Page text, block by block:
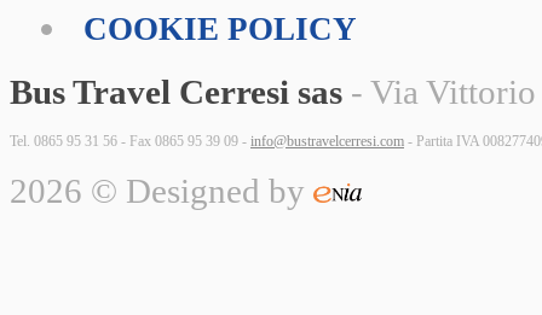
COOKIE POLICY
Bus Travel Cerresi sas - Via Vittorio
Tel. 0865 95 31 56 - Fax 0865 95 39 09 - info@bustravelcerresi.com - Partita IVA
2026 © Designed by